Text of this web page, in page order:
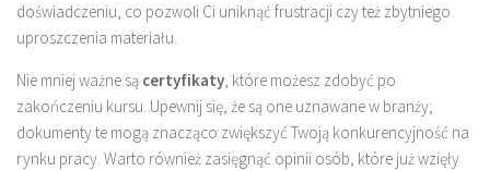
doświadczeniu, co pozwoli Ci uniknąć frustracji czy też zbytniego
uproszczenia materiału.
Nie mniej ważne są certyfikaty, które możesz zdobyć po
zakończeniu kursu. Upewnij się, że są one uznawane w branży;
dokumenty te mogą znacząco zwiększyć Twoją konkurencyjność na
rynku pracy. Warto również zasięgnąć opinii osób, które już wzięły